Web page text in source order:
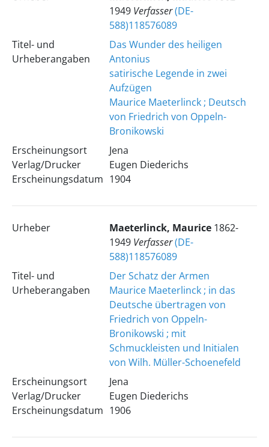
1949 Verfasser(DE-
588)118576089
Titel- und
Urheberangaben
Das Wunder des heiligen
Antonius
satirische Legende in zwei
Aufzügen
Maurice Maeterlinck ; Deutsch
von Friedrich von Oppeln-
Bronikowski
Erscheinungsort
Verlag/Drucker
Erscheinungsdatum
Jena
Eugen Diederichs
1904
Urheber Maeterlinck, Maurice 1862-
1949 Verfasser(DE-
588)118576089
Titel- und
Urheberangaben
Der Schatz der Armen
Maurice Maeterlinck ; in das
Deutsche übertragen von
Friedrich von Oppeln-
Bronikowski ; mit
Schmuckleisten und Initialen
von Wilh. Müller-Schoenefeld
Erscheinungsort
Verlag/Drucker
Erscheinungsdatum
Jena
Eugen Diederichs
1906